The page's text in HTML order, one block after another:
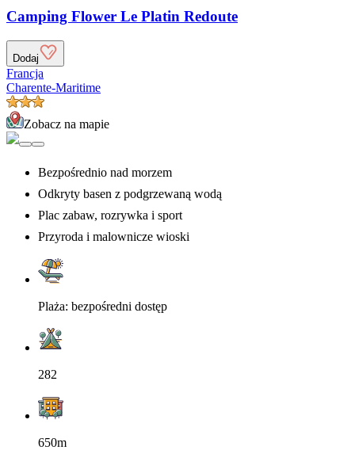
Camping Flower Le Platin Redoute
Dodaj
Francja
Charente-Maritime
Zobacz na mapie
Bezpośrednio nad morzem
Odkryty basen z podgrzewaną wodą
Plac zabaw, rozrywka i sport
Przyroda i malownicze wioski
Plaża: bezpośredni dostęp
282
650m